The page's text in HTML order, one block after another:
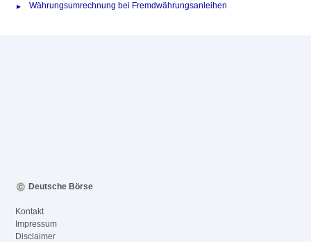
Währungsumrechnung bei Fremdwährungsanleihen
Deutsche Börse
Kontakt
Impressum
Disclaimer